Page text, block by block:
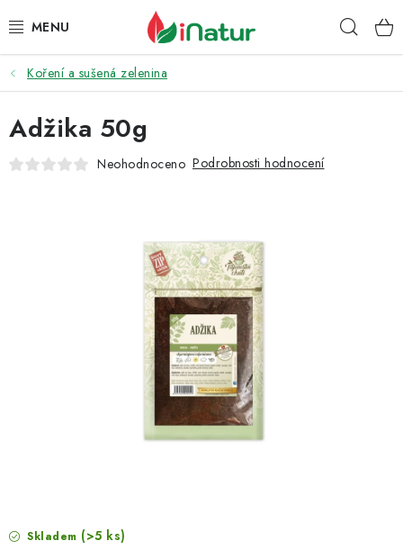
na
POTRAVINY
OŘECHY A SUŠENÉ PLODY
SNACKY
EKO DROGERIE A KOSMETIKA
Koření a sušená zelenina
Skladem (>5 ks)
Adžika 50g
Neohodnoceno Podrobnosti hodnocení